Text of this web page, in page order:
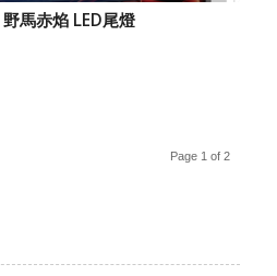
馬赤焰 LED尾燈
Page 1 of 2